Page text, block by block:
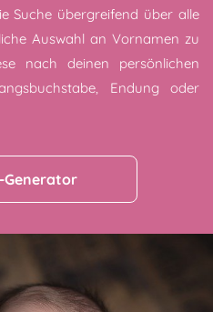
Suche übergreifend über alle
Auswahl an Vornamen zu
nach deinen persönlichen
Endung oder
Generator